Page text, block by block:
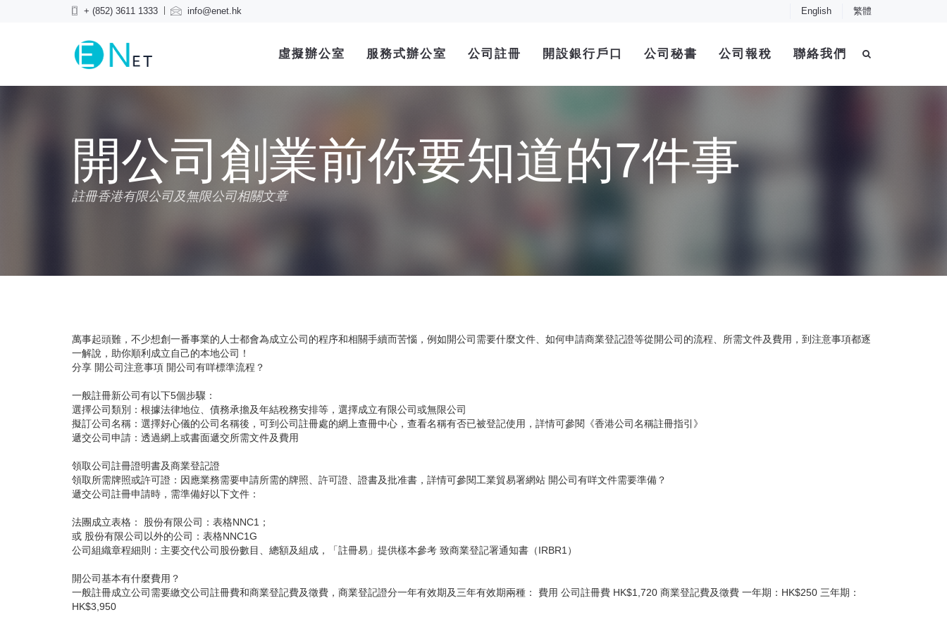
+ (852) 3611 1333 info@enet.hk English 繁體
虛擬辦公室 服務式辦公室 公司註冊 開設銀行戶口 公司秘書 公司報稅 聯絡我們
開公司創業前你要知道的7件事
註冊香港有限公司及無限公司相關文章
萬事起頭難，不少想創一番事業的人士都會為成立公司的程序和相關手續而苦惱，例如開公司需要什麼文件、如何申請商業登記證等從開公司的流程、所需文件及費用，到注意事項都逐
一解說，助你順利成立自己的本地公司！
分享 開公司注意事項 開公司有咩標準流程？
一般註冊新公司有以下5個步驟：
選擇公司類別：根據法律地位、債務承擔及年結稅務安排等，選擇成立有限公司或無限公司
擬訂公司名稱：選擇好心儀的公司名稱後，可到公司註冊處的網上查冊中心，查看名稱有否已被登記使用，詳情可參閱《香港公司名稱註冊指引》
遞交公司申請：透過網上或書面遞交所需文件及費用
領取公司註冊證明書及商業登記證
領取所需牌照或許可證：因應業務需要申請所需的牌照、許可證、證書及批准書，詳情可參閱工業貿易署網站 開公司有咩文件需要準備？
遞交公司註冊申請時，需準備好以下文件：
法團成立表格： 股份有限公司：表格NNC1；
或 股份有限公司以外的公司：表格NNC1G
公司組織章程細則：主要交代公司股份數目、總額及組成，「註冊易」提供樣本參考 致商業登記署通知書（IRBR1）
開公司基本有什麼費用？
一般註冊成立公司需要繳交公司註冊費和商業登記費及徵費，商業登記證分一年有效期及三年有效期兩種： 費用 公司註冊費 HK$1,720 商業登記費及徵費 一年期：HK$250 三年期：
HK$3,950